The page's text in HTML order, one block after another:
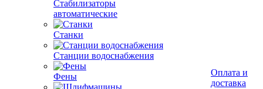
Стабилизаторы
автоматические
Станки
Станции водоснабжения
Фены
Оплата и
доставка